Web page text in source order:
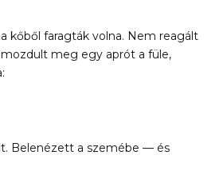
kőből faragták volna. Nem reagált
meg egy aprót a füle,
Belenézett a szemébe — és